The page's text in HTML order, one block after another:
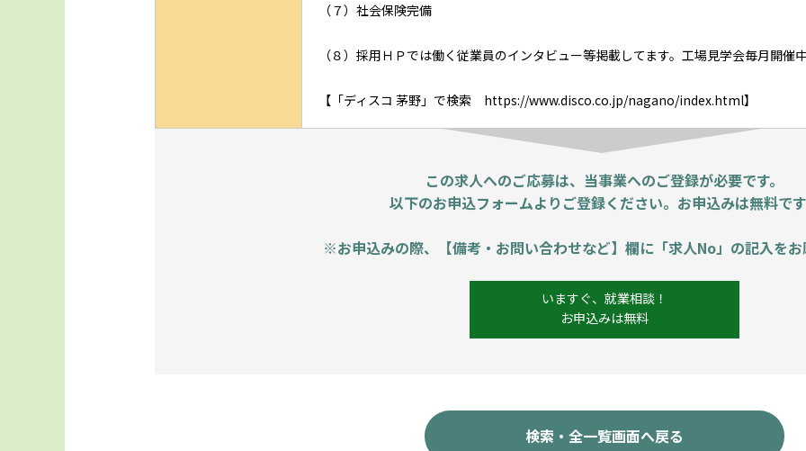
（７）社会保険完備
（８）採用ＨＰでは働く従業員のインタビュー等掲載してます。工場見学会毎月開
【「ディスコ 茅野」で検索 https://www.disco.co.jp/nagano/index.html】
この求人へのご応募は、当事業へのご登録が必要です。
以下のお申込フォームよりご登録ください。お申込みは無料で
※お申込みの際、【備考・お問い合わせなど】欄に「求人No」の記入をお
いますぐ、就業相談！
お申込みは無料
検索・全一覧画面へ戻る